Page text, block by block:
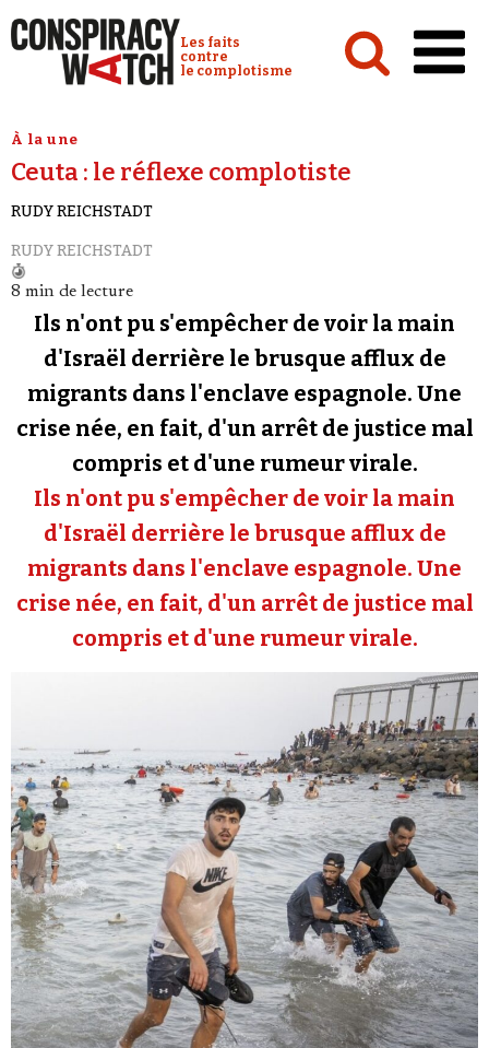
Conspiracy Watch :
Les faits
contre
le complotisme
Analyses
Conspipédia
Vidéos
Revues de presse
Newsletter
Faire un don
Demander à Vera
Se connecter
À la une
Ceuta : le réflexe complotiste
RUDY REICHSTADT
RUDY REICHSTADT
8 min de lecture
Ils n'ont pu s'empêcher de voir la main
d'Israël derrière le brusque afflux de
migrants dans l'enclave espagnole. Une
crise née, en fait, d'un arrêt de justice mal
compris et d'une rumeur virale.
Ils n'ont pu s'empêcher de voir la main
d'Israël derrière le brusque afflux de
migrants dans l'enclave espagnole. Une
crise née, en fait, d'un arrêt de justice mal
compris et d'une rumeur virale.